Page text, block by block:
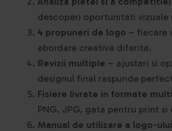
descoperi oportunitati vizuale
4 propuneri de logo – fiecare
abordare creativa diferita.
Revizii multiple – ajustari si
designul final raspunde
Fisiere livrate in formate
PNG, JPG, gata pentru print
Manual de utilizare a logo-ului